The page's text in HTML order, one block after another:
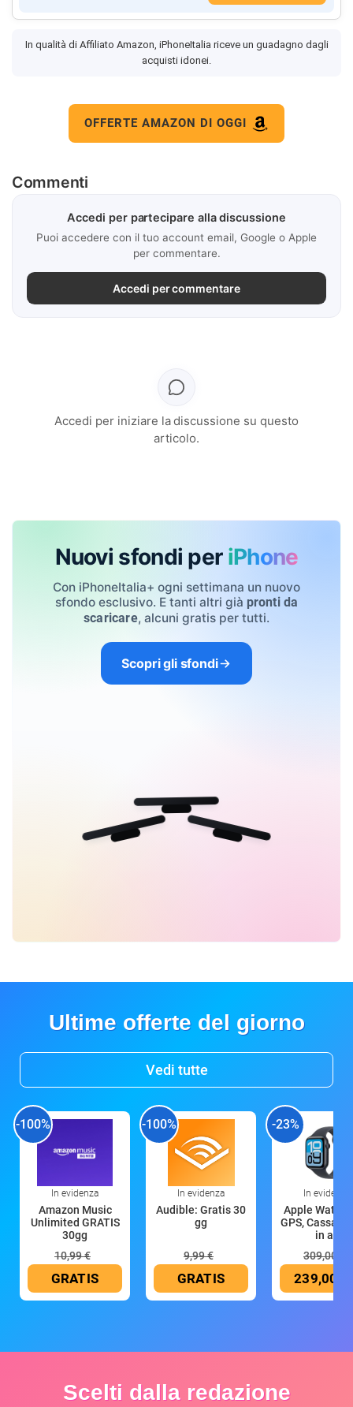
In qualità di Affiliato Amazon, iPhoneItalia riceve un guadagno dagli
acquisti idonei.
OFFERTE AMAZON DI OGGI
Commenti
Accedi per partecipare alla discussione
Puoi accedere con il tuo account email, Google o Apple
per commentare.
Accedi per commentare
Accedi per iniziare la discussione su questo
articolo.
Nuovi sfondi per iPhone
Con iPhoneItalia+ ogni settimana un nuovo
sfondo esclusivo. E tanti altri già pronti da
scaricare, alcuni gratis per tutti.
Scopri gli sfondi
Ultime offerte del giorno
Vedi tutte
-100%
In evidenza
Amazon Music
Unlimited GRATIS
30gg
10,99 €
GRATIS
-100%
In evidenza
Audible: Gratis 30
gg
9,99 €
GRATIS
-23%
In evidenza
Apple Watch
GPS, Cassa
in all
309,00 €
239,00 €
Scelti dalla redazione